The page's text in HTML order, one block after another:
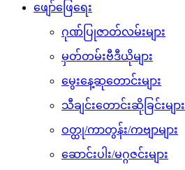
ဖျော်ဖြေရေး
ဂုဏ်ပြုဇာတ်လမ်းများ
မှတ်တမ်းဗီဒီယိုများ
မွေးနေ့ဆုတောင်းများ
သီချင်းတောင်းဆိုခြင်းများ
ဝတ္ထု/ကာတွန်း/ကဗျာများ
ဆောင်းပါး/မဂ္ဂဇင်းများ